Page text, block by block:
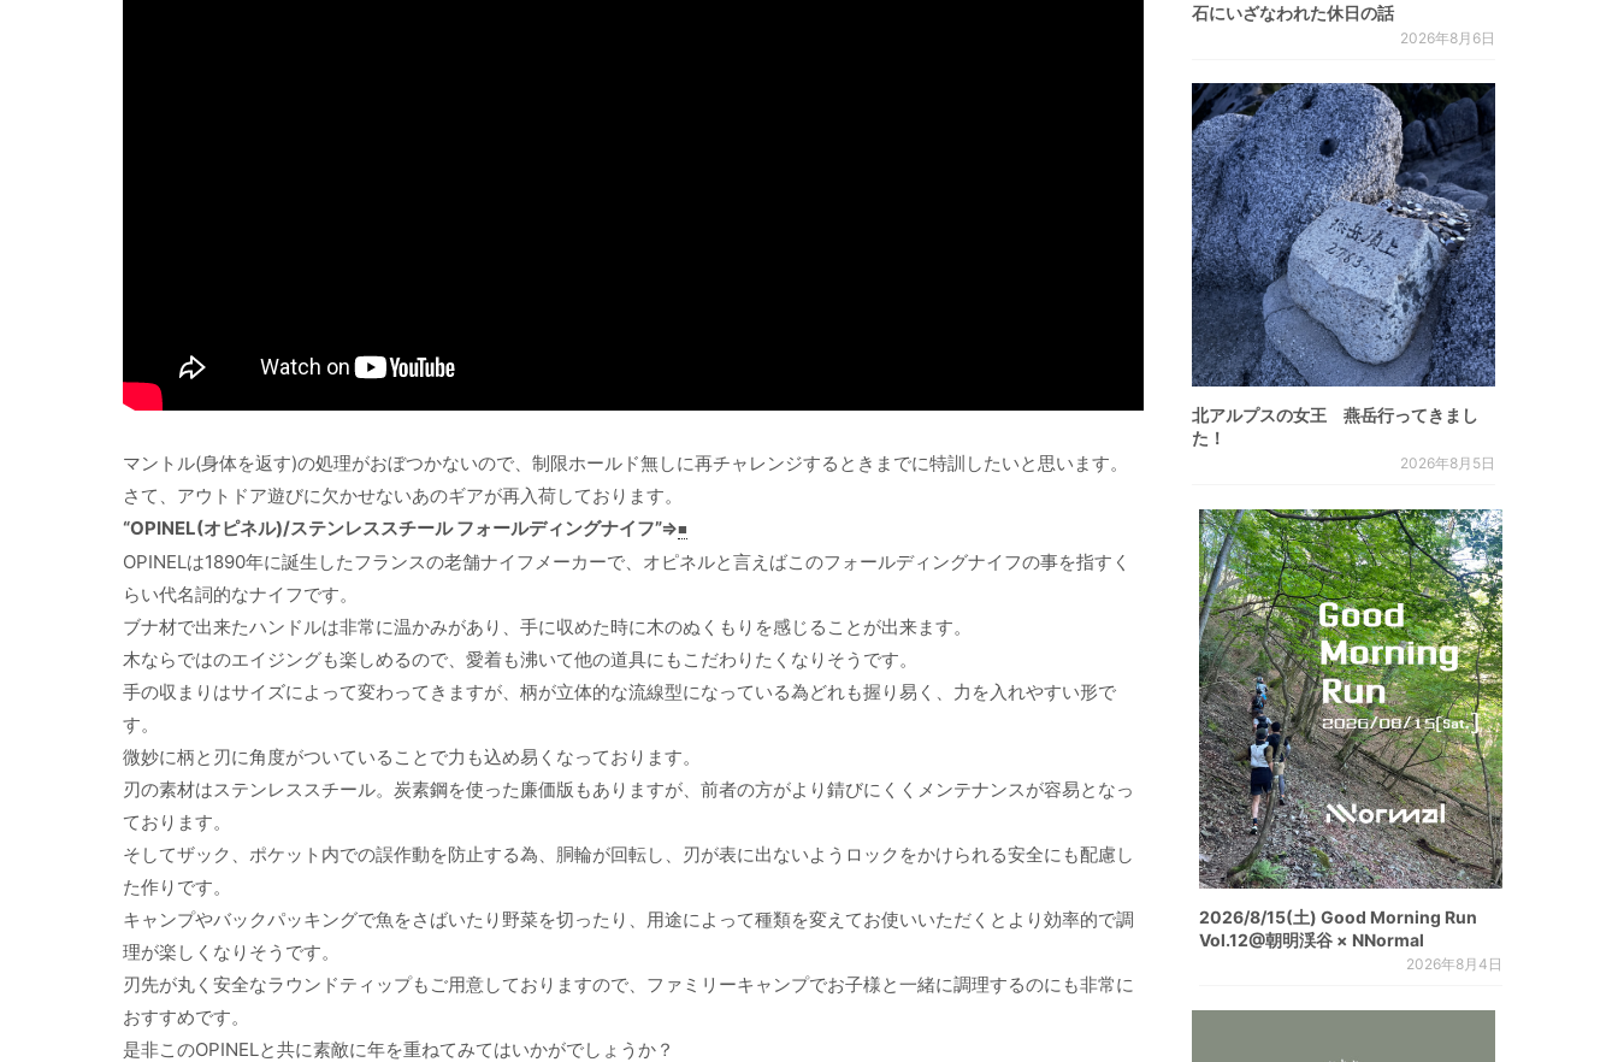
マントル(身体を返す)の処理がおぼつかないので、制限ホールド無しに再チャレンジするときまでに特訓したいと思います。
さて、アウトドア遊びに欠かせないあのギアが再入荷しております。
“OPINEL(オピネル)/ステンレススチール フォールディングナイフ”⇒■
OPINELは1890年に誕生したフランスの老舗ナイフメーカーで、オピネルと言えばこのフォールディングナイフの事を指すく
らい代名詞的なナイフです。
ブナ材で出来たハンドルは非常に温かみがあり、手に収めた時に木のぬくもりを感じることが出来ます。
木ならではのエイジングも楽しめるので、愛着も沸いて他の道具にもこだわりたくなりそうです。
手の収まりはサイズによって変わってきますが、柄が立体的な流線型になっている為どれも握り易く、力を入れやすい形で
す。
微妙に柄と刃に角度がついていることで力も込め易くなっております。
刃の素材はステンレススチール。炭素鋼を使った廉価版もありますが、前者の方がより錆びにくくメンテナンスが容易となっ
ております。
そしてザック、ポケット内での誤作動を防止する為、胴輪が回転し、刃が表に出ないようロックをかけられる安全にも配慮し
た作りです。
キャンプやバックパッキングで魚をさばいたり野菜を切ったり、用途によって種類を変えてお使いいただくとより効率的で調
理が楽しくなりそうです。
刃先が丸く安全なラウンドティップもご用意しておりますので、ファミリーキャンプでお子様と一緒に調理するのにも非常に
おすすめです。
是非このOPINELと共に素敵に年を重ねてみてはいかがでしょうか？
石にいざなわれた休日の話
2026年8月6日
北アルプスの女王 燕岳行ってきまし
た！
2026年8月5日
2026/8/15(土) Good Morning Run
Vol.12@朝明渓谷 × NNormal
2026年8月4日